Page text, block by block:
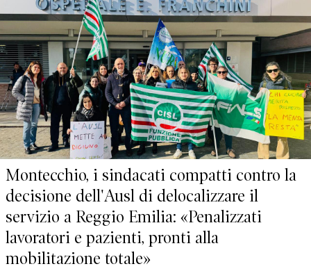
Montecchio, i sindacati compatti contro la
decisione dell'Ausl di delocalizzare il
servizio a Reggio Emilia: «Penalizzati
lavoratori e pazienti, pronti alla
mobilitazione totale»